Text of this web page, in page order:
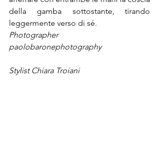
della gamba sottostante, tirando
leggermente verso di sé.
Photographer
Stylist Chiara Troiani